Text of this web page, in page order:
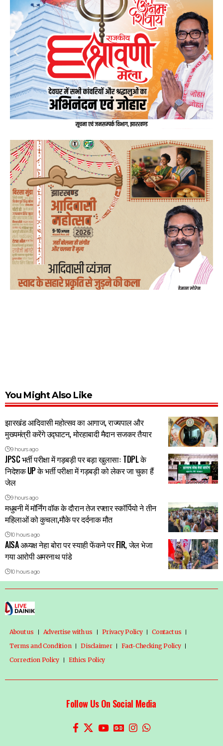
You Might Also Like
झारखंड आदिवासी महोत्सव का आगाज, राज्यपाल और
मुख्यमंत्री करेंगे उद्घाटन, मोरहाबादी मैदान सजकर तैयार
9 hours ago
JPSC भर्ती परीक्षा में गड़बड़ी पर बड़ा खुलासाः TDPL के
निदेशक UP के भर्ती परीक्षा में गड़बड़ी को लेकर जा चुका हैं
जेल
9 hours ago
मधुबनी में मॉर्निंग वॉक के दौरान तेज रफ्तार स्कॉर्पियो ने तीन
महिलाओं को कुचला,मौके पर दर्दनाक मौत
10 hours ago
AISA अध्यक्ष नेहा बोरा पर स्याही फेंकने पर FIR, जेल भेजा
गया आरोपी अमरनाथ पांडे
10 hours ago
About us Advertise with us Privacy Policy
Contact us
Terms and Condition
Disclaimer
Fact-Checking Policy
Correction Policy
Ethics Policy
Follow Us On Social Media